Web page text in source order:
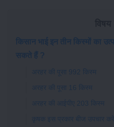
किसान भाई इन तीन किस्मों का
सकते हैं ?
अरहर की पूसा 992 किस्म
अरहर की पूसा 16 किस्म
अरहर की आईपीए 203 किस्म
कृषक इस प्रकार बीज उपचार करें